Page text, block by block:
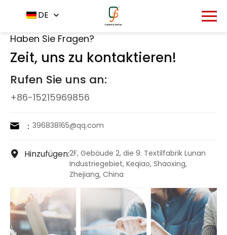
DE
Startseite Kontaktieren Sie uns
Haben Sie Fragen?
Zeit, uns zu kontaktieren!
Rufen Sie uns an:
+86-15215969856
： 396838165@qq.com
Hinzufügen:2F, Gebäude 2, die 9. Textilfabrik Lunan
Industriegebiet, Keqiao, Shaoxing,
Zhejiang, China